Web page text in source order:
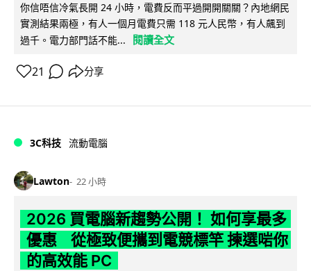
你信唔信冷氣長開 24 小時，電費反而平過開開關關？內地網民
實測結果兩極，有人一個月電費只需 118 元人民幣，有人飆到
過千。電力部門話不能...
閱讀全文
21 分享
3C科技 流動電腦
Lawton 22 小時
2026 買電腦新趨勢公開！ 如何享最多
優惠 從極致便攜到電競標竿 揀選啱你
的高效能 PC